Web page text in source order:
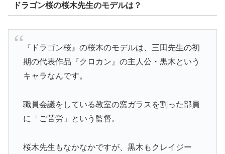
ドラゴン桜の桜木先生のモデルは？
『ドラゴン桜』の桜木のモデルは、三田先生の初
期の代表作品『クロカン』の主人公・黒木という
キャラなんです。
職員会議をしている教室の窓ガラスを割った部員
に「ご苦労」という監督。
桜木先生もなかなかですが、黒木もクレイジー